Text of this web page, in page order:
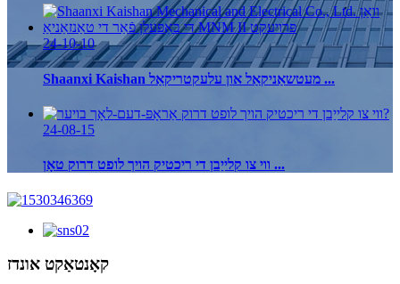
24-10-10
Shaanxi Kaishan מעטשאַניקאַל און עלעקטריקאַל ...
24-08-15
ווי צו קלייַבן די ריכטיק הויך לופט דרוק טאָן ...
קאָנטאַקט אונדז